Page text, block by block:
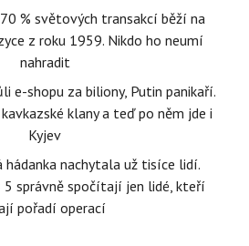
% světových transakcí běží na
z roku 1959. Nikdo ho neumí
nahradit
e-shopu za biliony, Putin panikaří.
klany a teď po něm jde i
Kyjev
nachytala už tisíce lidí.
5 správně spočítají jen lidé, kteří
pořadí operací